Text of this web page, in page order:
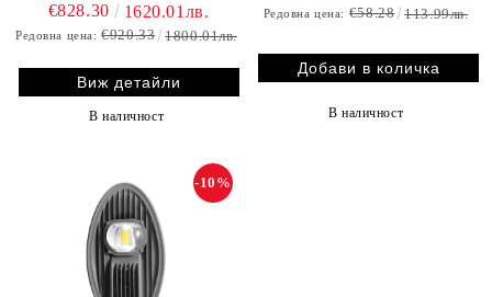
€828.30 1620.01лв.
Редовна цена: €920.33 1800.01лв.
Виж детайли
В наличност
Редовна цена: €58.28 113.99лв.
В наличност
-10%